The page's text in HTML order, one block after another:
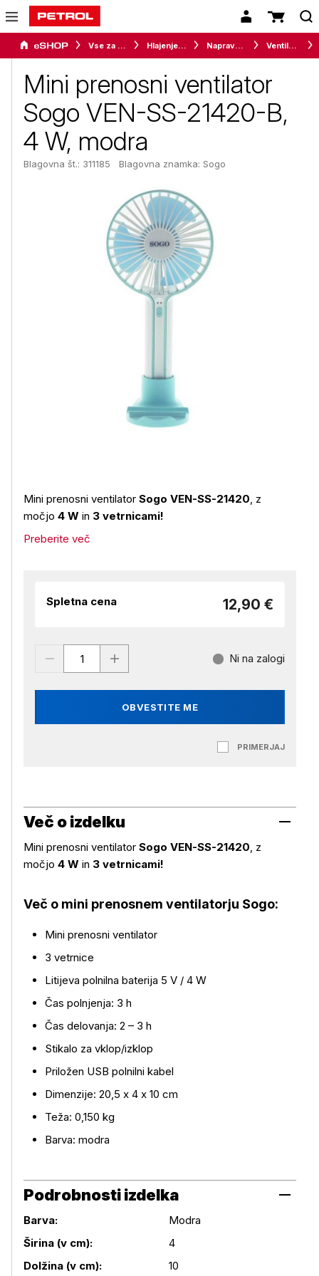
Vse za dom Hlajenje in gretje Naprave za ugodno bivalno klimo Ventilatorji
Mini prenosni ventilator
Sogo VEN-SS-21420-B,
4 W, modra
Blagovna št.: 311185 Blagovna znamka: Sogo
Mini prenosni ventilator Sogo VEN-SS-21420, z
močjo 4 W in 3 vetrnicami!
Preberite več
Spletna cena 12,90 €
OBVESTITE ME
Ni na zalogi
PRIMERJAJ
Več o izdelku
Več o izdelku
Mini prenosni ventilator Sogo VEN-SS-21420, z
močjo 4 W in 3 vetrnicami!
Več o mini prenosnem ventilatorju Sogo:
Mini prenosni ventilator
3 vetrnice
Litijeva polnilna baterija 5 V / 4 W
Čas polnjenja: 3 h
Čas delovanja: 2 – 3 h
Stikalo za vklop/izklop
Priložen USB polnilni kabel
Dimenzije: 20,5 x 4 x 10 cm
Teža: 0,150 kg
Barva: modra
Podrobnosti izdelka
Podrobnosti izdelka
Barva:
Modra
Širina (v cm):
4
Dolžina (v cm):
10